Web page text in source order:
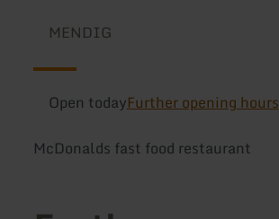
MENDIG
Open todayFurther opening hours
McDonalds fast food restaurant